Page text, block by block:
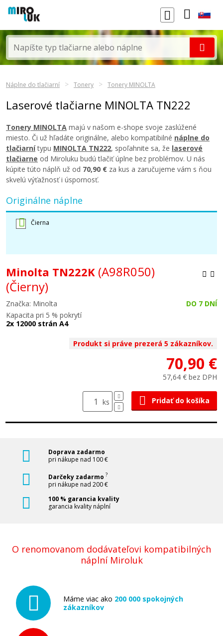
Náplne do tlačiarní Tonery Tonery MINOLTA
Laserové tlačiarne MINOLTA TN222
Tonery MINOLTA majú v našom e-shope svoje zaslúžené
miesto. Či už hľadáte originálne, alebo kompatibilné náplne do
tlačiarnítypu MINOLTA TN222, spoľahnite sa, že laserové
tlačiarne od Miroluku budú tlačiť úplne bez problémov. U nás
kúpite túto náplň už od 70,90 € za kus a zaručujeme vám s ňou
skvelú výťažnosť i úspornosť.
Originálne náplne
Čierna
Minolta TN222K (A98R050)
(Čierny)
Značka: Minolta
DO 7 DNÍ
Kapacita pri 5 % pokrytí
2x 12000 strán A4
Produkt si práve prezerá 5 zákazníkov.
70,90 €
57,64 € bez DPH
ks Pridať do košíka
Doprava zadarmo
pri nákupe nad 100 €
Darčeky zadarmo ?
pri nákupe nad 200 €
100 % garancia kvality
garancia kvality náplní
O renomovanom dodávateľovi kompatibilných
náplní Miroluk
Máme viac ako 200 000 spokojných
zákazníkov